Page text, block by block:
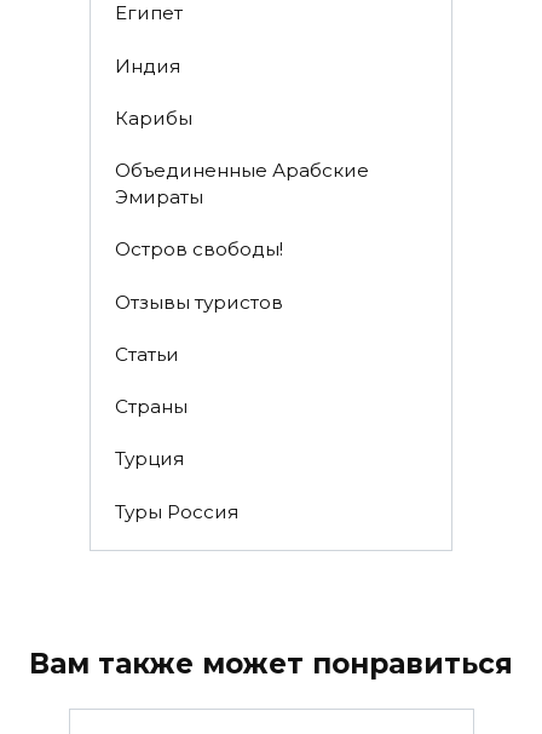
Египет
Индия
Карибы
Объединенные Арабские
Эмираты
Остров свободы!
Отзывы туристов
Статьи
Страны
Турция
Туры Россия
Вам также может понравиться